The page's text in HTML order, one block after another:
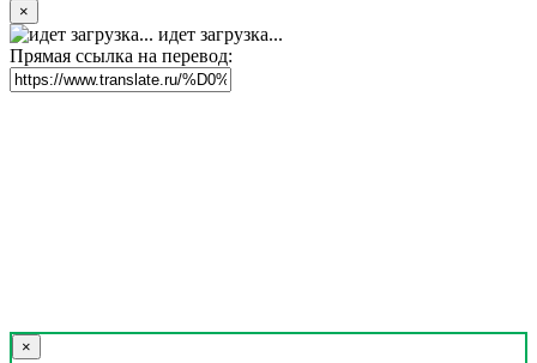
×
идет загрузка...
Прямая ссылка на перевод:
×